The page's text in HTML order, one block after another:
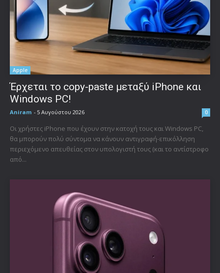
Apple
Έρχεται το copy-paste μεταξύ iPhone και
Windows PC!
Aniram - 5 Αυγούστου 2026 0
Οι χρήστες iPhone που έχουν στην κατοχή τους και Windows PC,
θα μπορούν πολύ σύντομα να κάνουν αντιγραφή-επικόλληση
περιεχόμενο απευθείας στον υπολογιστή τους (και το αντίστροφο
από...